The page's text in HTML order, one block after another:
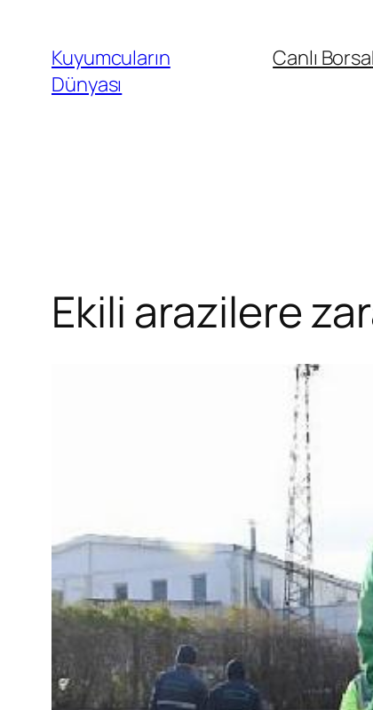
Kuyumcuların
Dünyası
Canlı Borsa
Ekili arazilere